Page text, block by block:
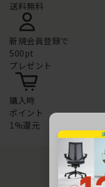
送料無料
新規会員登録で
500pt
プレゼント
購入時
ポイント
1%還元